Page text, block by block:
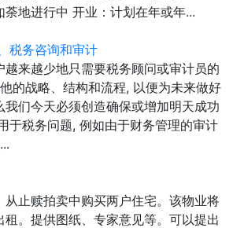
地进行中 开业：计划在年或年...
税务咨询和审计
越来越少地只需要税务顾问或审计员的
的战略、结构和流程, 以便为未来做好
我们今天必须创造确保或增加明天成功
于税务问题, 例如由于财务管理的审计
从止赎拍卖中购买两户住宅。该物业将
租。提供图纸、专家意见等。可以提出